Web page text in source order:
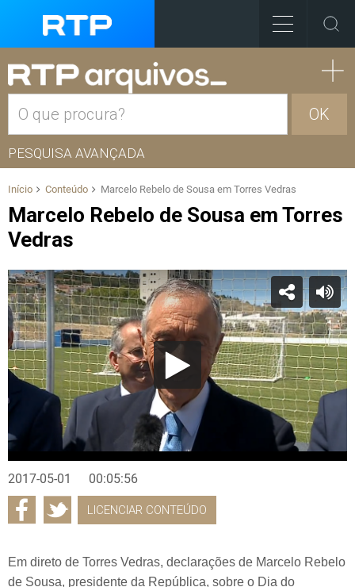
OK
PESQUISA AVANÇADA
Início Conteúdo Marcelo Rebelo de Sousa em Torres Vedras
Marcelo Rebelo de Sousa em Torres
Vedras
2017-05-01 00:05:56
LICENCIAR CONTEÚDO
Em direto de Torres Vedras, declarações de Marcelo Rebelo
de Sousa, presidente da República, sobre o Dia do